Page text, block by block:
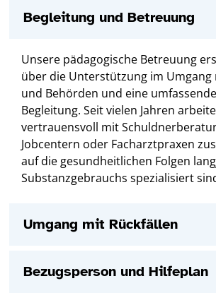
Begleitung und Betreuung
Unsere pädagogische Betreuung
über die Unterstützung im
und Behörden und eine
Begleitung. Seit vielen Jahren
vertrauensvoll mit
Jobcentern oder Facharztpraxen
auf die gesundheitlichen Folgen
Substanzgebrauchs spezialisiert
Umgang mit Rückfällen
Bezugsperson und Hilfeplan